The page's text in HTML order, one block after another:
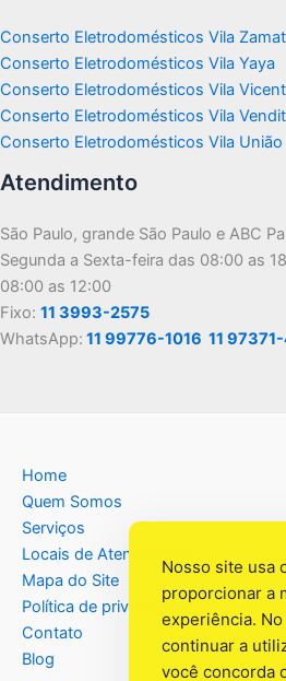
Conserto Eletrodomésticos Vila
Conserto Eletrodomésticos Vila Yaya
Conserto Eletrodomésticos Vila
Conserto Eletrodomésticos Vila
Conserto Eletrodomésticos Vila União
Atendimento
São Paulo, grande São Paulo e ABC
Segunda a Sexta-feira das 08:00 as
08:00 as 12:00
Fixo: 11 3993-2575
WhatsApp: 11 99776-1016 11
Home
Quem Somos
Serviços
Locais de Atendimento
Mapa do Site
Política de privacidade
Contato
Blog
Nosso site usa
proporcionar a
experiência.
continuar a
você concorda